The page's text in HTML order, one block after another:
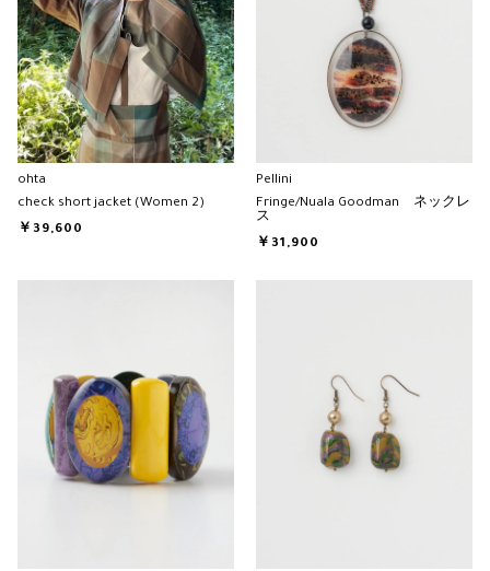
ohta
check short jacket (Women 2)
￥39,600
Pellini
Fringe/Nuala Goodman ネックレ
ス
￥31,900